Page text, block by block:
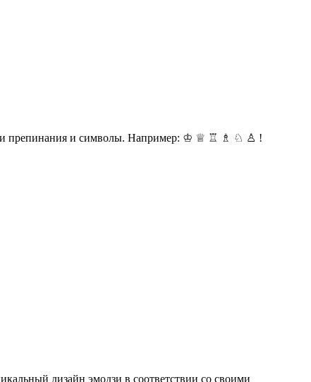
препинания и символы. Например: ♔ ♕ ♖ ♗ ♘ ♙ !
дизайн эмодзи в соответствии со своими